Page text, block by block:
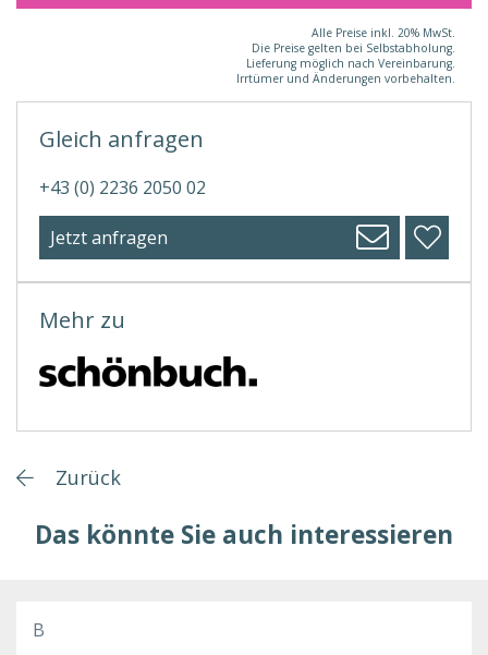
Alle Preise inkl. 20% MwSt.
Die Preise gelten bei Selbstabholung.
Lieferung möglich nach Vereinbarung.
Irrtümer und Änderungen vorbehalten.
Mehr zu
Gleich anfragen
+43 (0) 2236 2050 02
Jetzt anfragen
Zurück
Das könnte Sie auch interessieren
B